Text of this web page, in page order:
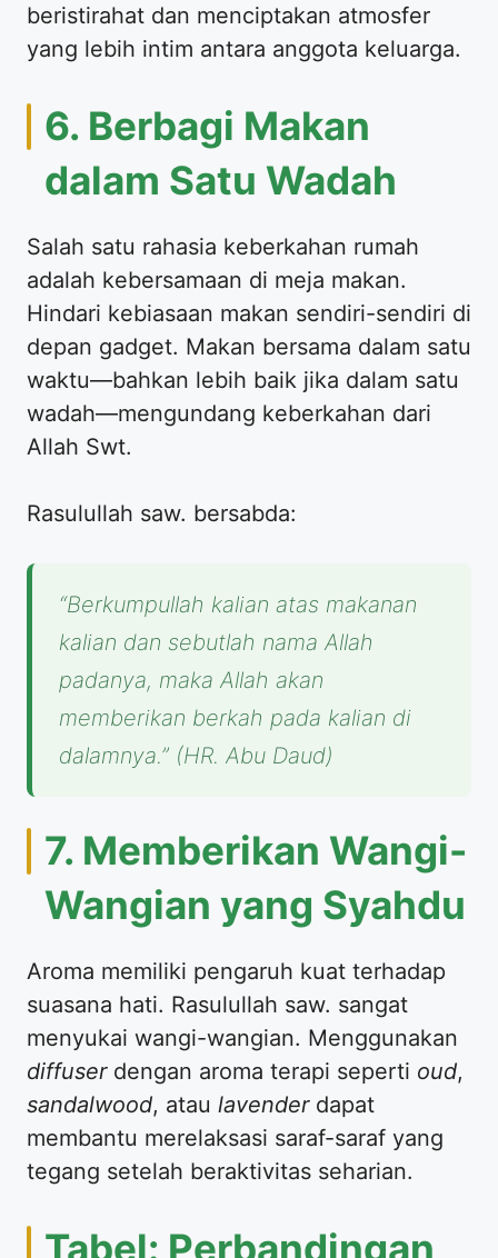
beristirahat dan menciptakan atmosfer
yang lebih intim antara anggota keluarga.
6. Berbagi Makan
dalam Satu Wadah
Salah satu rahasia keberkahan rumah
adalah kebersamaan di meja makan.
Hindari kebiasaan makan sendiri-sendiri di
depan gadget. Makan bersama dalam satu
waktu—bahkan lebih baik jika dalam satu
wadah—mengundang keberkahan dari
Allah Swt.
Rasulullah saw. bersabda:
“Berkumpullah kalian atas makanan
kalian dan sebutlah nama Allah
padanya, maka Allah akan
memberikan berkah pada kalian di
dalamnya.” (HR. Abu Daud)
7. Memberikan Wangi-
Wangian yang Syahdu
Aroma memiliki pengaruh kuat terhadap
suasana hati. Rasulullah saw. sangat
menyukai wangi-wangian. Menggunakan
diffuserdengan aroma terapi seperti oud,
sandalwood, atau lavenderdapat
membantu merelaksasi saraf-saraf yang
tegang setelah beraktivitas seharian.
Tabel: Perbandingan